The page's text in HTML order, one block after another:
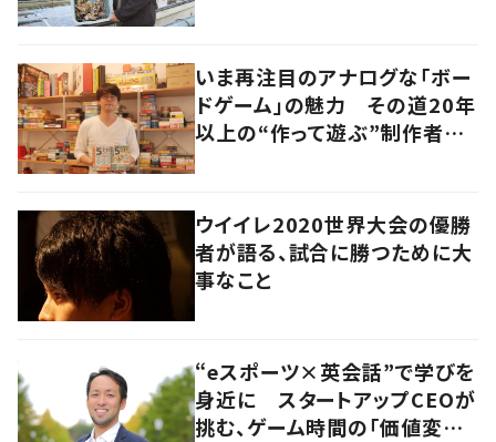
いま再注目のアナログな「ボー
ドゲーム」の魅力 その道20年
以上の“作って遊ぶ”制作者に
ウイイレ2020世界大会の優勝
者が語る、試合に勝つために大
事なこと
“eスポーツ×英会話”で学びを
身近に スタートアップCEOが
挑む、ゲーム時間の「価値変容」